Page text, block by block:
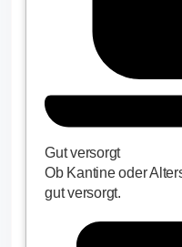
Gut versorgt
Ob Kantine oder
gut versorgt.